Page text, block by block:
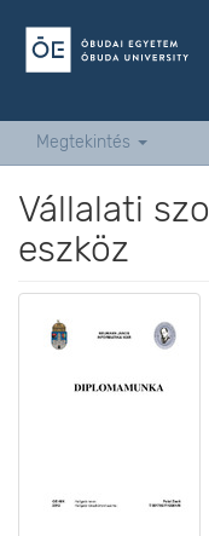
Megtekintés
Vállalati
eszköz